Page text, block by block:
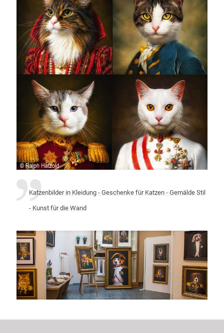
Katzenbilder in Kleidung - Geschenke für Katzen - Gemälde Stil
- Kunst für die Wand